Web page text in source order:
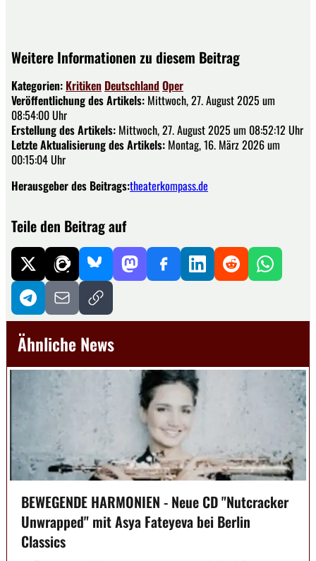
Weitere Informationen zu diesem Beitrag
Kategorien: Kritiken Deutschland Oper
Veröffentlichung des Artikels: Mittwoch, 27. August 2025 um
08:54:00 Uhr
Erstellung des Artikels: Mittwoch, 27. August 2025 um 08:52:12 Uhr
Letzte Aktualisierung des Artikels: Montag, 16. März 2026 um
00:15:04 Uhr
Herausgeber des Beitrags:theaterkompass.de
Teile den Beitrag auf
Ähnliche News
BEWEGENDE HARMONIEN - Neue CD "Nutcracker
Unwrapped" mit Asya Fateyeva bei Berlin
Classics